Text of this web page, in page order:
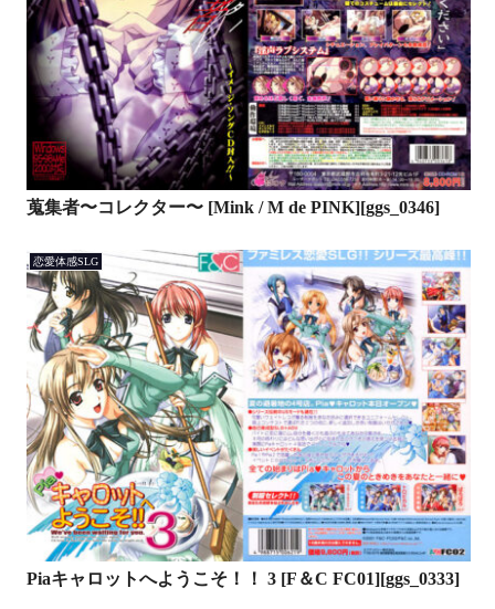
蒐集者〜コレクター〜 [Mink / M de PINK][ggs_0346]
恋愛体感SLG
Piaキャロットへようこそ！！ 3 [F＆C FC01][ggs_0333]